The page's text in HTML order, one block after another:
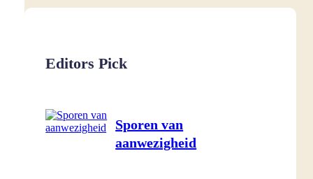
Editors Pick
Sporen van
aanwezigheid